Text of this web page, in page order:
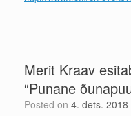
Merit Kraav
“Punane
Posted on 4. dets. 2018